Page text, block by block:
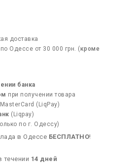
доставка
по Одессе от 30 000 грн. (кроме
банка
при получении товара
(LiqPay)
(Liqpay)
по г. Одессу)
в Одессе БЕСПЛАТНО!
течении 14 дней